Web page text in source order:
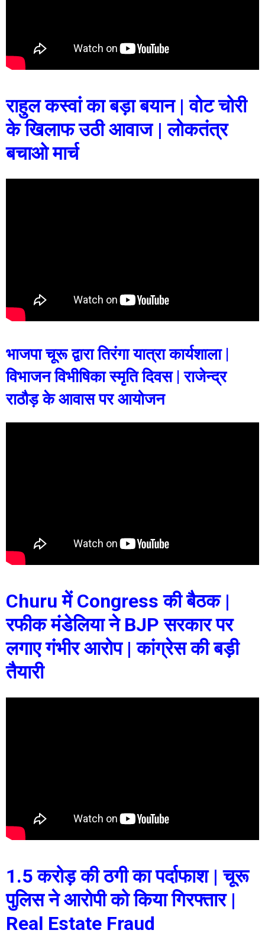
राहुल कस्वां का बड़ा बयान | वोट चोरी
के खिलाफ उठी आवाज | लोकतंत्र
बचाओ मार्च
भाजपा चूरू द्वारा तिरंगा यात्रा कार्यशाला |
विभाजन विभीषिका स्मृति दिवस | राजेन्द्र
राठौड़ के आवास पर आयोजन
Churu में Congress की बैठक |
रफीक मंडेलिया ने BJP सरकार पर
लगाए गंभीर आरोप | कांग्रेस की बड़ी
तैयारी
1.5 करोड़ की ठगी का पर्दाफाश | चूरू
पुलिस ने आरोपी को किया गिरफ्तार |
Real Estate Fraud